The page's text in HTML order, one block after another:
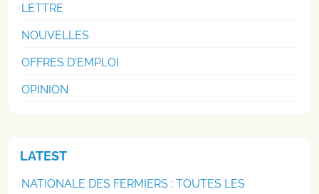
LETTRE
NOUVELLES
OFFRES D'EMPLOI
OPINION
LATEST
NATIONALE DES FERMIERS : TOUTES LES